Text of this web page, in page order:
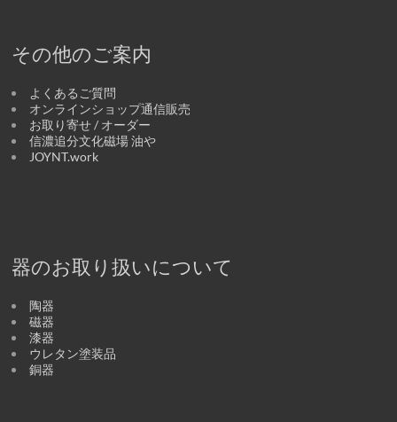
その他のご案内
よくあるご質問
オンラインショップ通信販売
お取り寄せ / オーダー
信濃追分文化磁場 油や
JOYNT.work
器のお取り扱いについて
陶器
磁器
漆器
ウレタン塗装品
銅器